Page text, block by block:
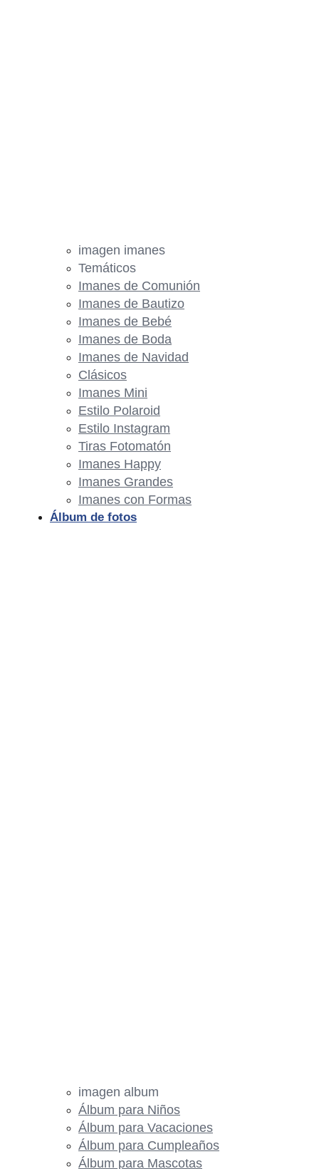
imagen imanes
Temáticos
Imanes de Comunión
Imanes de Bautizo
Imanes de Bebé
Imanes de Boda
Imanes de Navidad
Clásicos
Imanes Mini
Estilo Polaroid
Estilo Instagram
Tiras Fotomatón
Imanes Happy
Imanes Grandes
Imanes con Formas
Álbum de fotos
imagen album
Álbum para Niños
Álbum para Vacaciones
Álbum para Cumpleaños
Álbum para Mascotas